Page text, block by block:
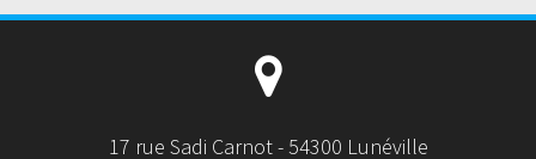
17 rue Sadi Carnot - 54300 Lunéville